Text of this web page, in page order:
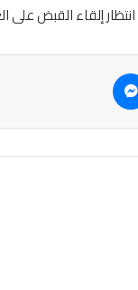
إلقاء القبض على